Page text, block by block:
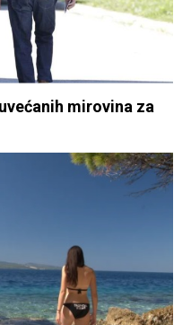
mirovina za